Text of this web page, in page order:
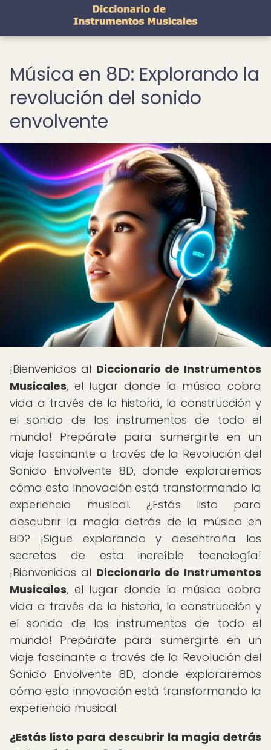
Música en 8D: Explorando la
revolución del sonido
envolvente
¡Bienvenidos al Diccionario de Instrumentos
Musicales, el lugar donde la música cobra
vida a través de la historia, la construcción y
el sonido de los instrumentos de todo el
mundo! Prepárate para sumergirte en un
viaje fascinante a través de la Revolución del
Sonido Envolvente 8D, donde exploraremos
cómo esta innovación está transformando la
experiencia musical. ¿Estás listo para
descubrir la magia detrás de la música en
8D? ¡Sigue explorando y desentraña los
secretos de esta increíble tecnología!
¡Bienvenidos al Diccionario de Instrumentos
Musicales, el lugar donde la música cobra
vida a través de la historia, la construcción y
el sonido de los instrumentos de todo el
mundo! Prepárate para sumergirte en un
viaje fascinante a través de la Revolución del
Sonido Envolvente 8D, donde exploraremos
cómo esta innovación está transformando la
experiencia musical.
¿Estás listo para descubrir la magia detrás